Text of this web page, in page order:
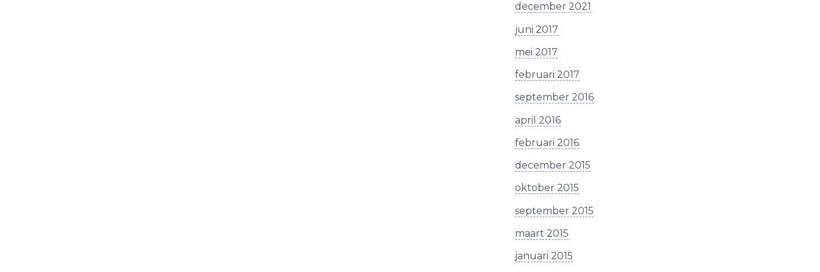
december 2021
juni 2017
mei 2017
februari 2017
september 2016
april 2016
februari 2016
december 2015
oktober 2015
september 2015
maart 2015
januari 2015